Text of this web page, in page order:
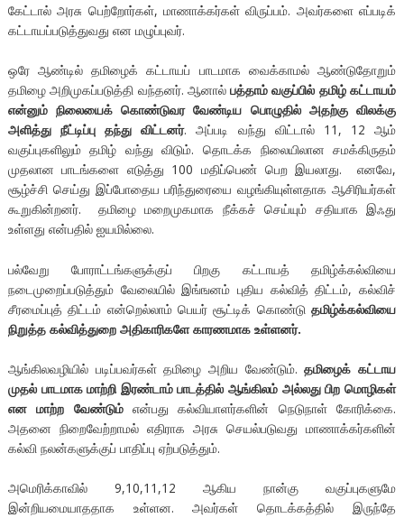
கேட்டால் அரசு பெற்றோர்கள், மாணாக்கர்கள் விருப்பம். அவர்களை எப்படிக்
கட்டாயப்படுத்துவது என மழுப்புவர்.
ஒரே ஆண்டில் தமிழைக் கட்டாயப் பாடமாக வைக்காமல் ஆண்டுதோறும்
தமிழை அறிமுகப்படுத்தி வந்தனர். ஆனால்பத்தாம் வகுப்பில் தமிழ் கட்டாயம்
என்னும் நிலையைக் கொண்டுவர வேண்டிய பொழுதில் அதற்கு விலக்கு
அளித்து நீட்டிப்பு தந்து விட்டனர். அப்படி வந்து விட்டால் 11, 12 ஆம்
வகுப்புகளிலும் தமிழ் வந்து விடும். தொடக்க நிலையிலான சமக்கிருதம்
முதலான பாடங்களை எடுத்து 100 மதிப்பெண் பெற இயலாது. எனவே,
சூழ்ச்சி செய்து இப்போதைய பரிந்துரையை வழங்கியுள்ளதாக ஆசிரியர்கள்
கூறுகின்றனர். தமிழை மறைமுகமாக நீக்கச் செய்யும் சதியாக இஃது
உள்ளது என்பதில் ஐயமில்லை.
பல்வேறு போராட்டங்களுக்குப் பிறகு கட்டாயத் தமிழ்க்கல்வியை
நடைமுறைப்படுத்தும் வேலையில் இங்ஙனம் புதிய கல்வித் திட்டம், கல்விச்
சீரமைப்புத் திட்டம் என்றெல்லாம் பெயர் சூட்டிக் கொண்டுதமிழ்க்கல்வியை
நிறுத்த கல்வித்துறை அதிகாரிகளே காரணமாக உள்ளனர்.
ஆங்கிலவழியில் படிப்பவர்கள் தமிழை அறிய வேண்டும்.தமிழைக் கட்டாய
முதல் பாடமாக மாற்றி இரண்டாம் பாடத்தில் ஆங்கிலம் அல்லது பிற மொழிகள்
என மாற்ற வேண்டும்என்பது கல்வியாளர்களின் நெடுநாள் கோரிக்கை.
அதனை நிறைவேற்றாமல் எதிராக அரசு செயல்படுவது மாணாக்கர்களின்
கல்வி நலன்களுக்குப் பாதிப்பு ஏற்படுத்தும்.
அமெரிக்காவில் 9,10,11,12 ஆகிய நான்கு வகுப்புகளுமே
இன்றியமையாததாக உள்ளன. அவர்கள் தொடக்கத்தில் இருந்தே